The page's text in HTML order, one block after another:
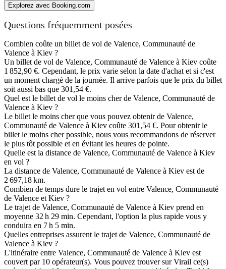
Explorez avec Booking.com
Questions fréquemment posées
Combien coûte un billet de vol de Valence, Communauté de
Valence à Kiev ?
Un billet de vol de Valence, Communauté de Valence à Kiev coûte
1 852,90 €. Cependant, le prix varie selon la date d'achat et si c'est
un moment chargé de la journée. Il arrive parfois que le prix du billet
soit aussi bas que 301,54 €.
Quel est le billet de vol le moins cher de Valence, Communauté de
Valence à Kiev ?
Le billet le moins cher que vous pouvez obtenir de Valence,
Communauté de Valence à Kiev coûte 301,54 €. Pour obtenir le
billet le moins cher possible, nous vous recommandons de réserver
le plus tôt possible et en évitant les heures de pointe.
Quelle est la distance de Valence, Communauté de Valence à Kiev
en vol ?
La distance de Valence, Communauté de Valence à Kiev est de
2 697,18 km.
Combien de temps dure le trajet en vol entre Valence, Communauté
de Valence et Kiev ?
Le trajet de Valence, Communauté de Valence à Kiev prend en
moyenne 32 h 29 min. Cependant, l'option la plus rapide vous y
conduira en 7 h 5 min.
Quelles entreprises assurent le trajet de Valence, Communauté de
Valence à Kiev ?
L'itinéraire entre Valence, Communauté de Valence à Kiev est
couvert par 10 opérateur(s). Vous pouvez trouver sur Virail ce(s)